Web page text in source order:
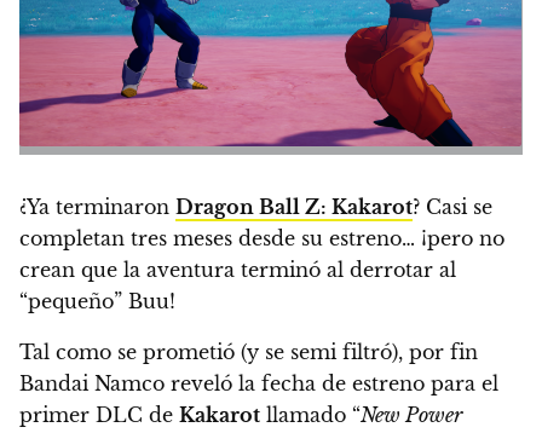
¿Ya terminaron Dragon Ball Z: Kakarot? Casi se
completan tres meses desde su estreno… ¡pero no
crean que la aventura terminó al derrotar al
“pequeño” Buu!
Tal como se prometió (y se semi filtró), por fin
Bandai Namco reveló la fecha de estreno para el
primer DLC de Kakarot llamado “New Power